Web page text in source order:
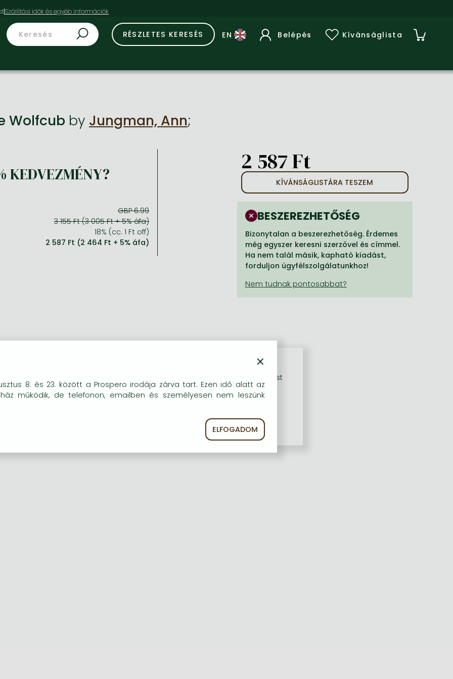
RÉSZLETES KERESÉS Belépés Kívánságlista
Wolfcub by Jungman, Ann;
KEDVEZMÉNY?
GBP 6.99
3 155 Ft (3 005 Ft + 5% áfa)
18% (cc. 1 Ft off)
2 587 Ft (2 464 Ft + 5% áfa)
2 587 Ft
KÍVÁNSÁGLISTÁRA TESZEM
BESZEREZHETŐSÉG
Bizonytalan a beszerezhetőség. Érdemes
még egyszer keresni szerzővel és címmel.
Ha nem talál másik, kapható kiadást,
forduljon ügyfélszolgálatunkhoz!
×
8. és 23. között a Prospero irodája zárva tart. Ezen idő alatt az
működik, de telefonon, emailben és személyesen nem leszünk
ELFOGADOM
kat (sütiket) használunk, melyek célja, hogy teljesebb körű szolgáltatást
részére.